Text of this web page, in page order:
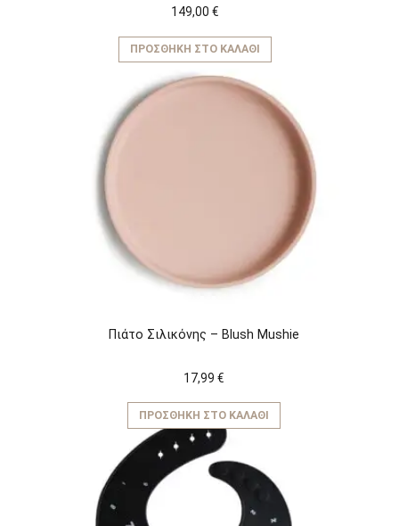
149,00 €
ΠΡΟΣΘΉΚΗ ΣΤΟ ΚΑΛΆΘΙ
Πιάτο Σιλικόνης – Blush Mushie
17,99 €
ΠΡΟΣΘΉΚΗ ΣΤΟ ΚΑΛΆΘΙ